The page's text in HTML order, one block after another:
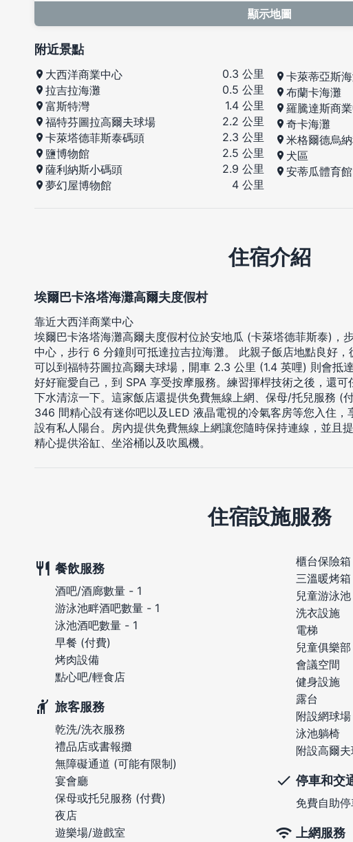
顯示地圖
附近景點
大西洋商業中心
0.3 公里
拉吉拉海灘
0.5 公里
富斯特灣
1.4 公里
福特芬圖拉高爾夫球場
2.2 公里
卡萊塔德菲斯泰碼頭
2.3 公里
鹽博物館
2.5 公里
薩利納斯小碼頭
2.9 公里
夢幻屋博物館
4 公里
卡萊蒂亞斯
布蘭卡海灘
羅騰達斯商
奇卡海灘
米格爾德烏
犬區
安蒂瓜體育館
住宿介紹
埃爾巴卡洛塔海灘高爾夫度假村
靠近大西洋商業中心
埃爾巴卡洛塔海灘高爾夫度假村位於安地瓜 (卡萊塔德菲斯泰)，
中心，步行 6 分鐘則可抵達拉吉拉海灘。 此親子飯店地點良好
可以到福特芬圖拉高爾夫球場，開車 2.3 公里 (1.4 英哩) 則會抵達
好好寵愛自己，到 SPA 享受按摩服務。練習揮桿技術之後，還
下水清涼一下。這家飯店還提供免費無線上網、保母/托兒服務 (付
346 間精心設有迷你吧以及LED 液晶電視的冷氣客房等您入住，
設有私人陽台。房內提供免費無線上網讓您隨時保持連線，並且
精心提供浴缸、坐浴桶以及吹風機。
住宿設施服務
餐飲服務
酒吧/酒廊數量 - 1
游泳池畔酒吧數量 - 1
泳池酒吧數量 - 1
早餐 (付費)
烤肉設備
點心吧/輕食店
旅客服務
乾洗/洗衣服務
禮品店或書報攤
無障礙通道 (可能有限制)
宴會廳
保母或托兒服務 (付費)
夜店
遊樂場/遊戲室
櫃台保險箱
三溫暖烤箱
兒童游泳池
洗衣設施
電梯
兒童俱樂
會議空間
健身設施
露台
附設網球場
泳池躺椅
附設高爾
停車和交
免費自助
上網服務